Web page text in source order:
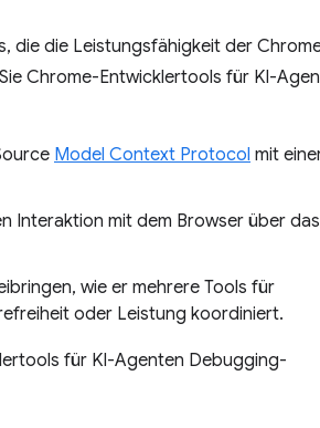
die die Leistungsfähigkeit der
Chrome-Entwicklertools für KI-
Model Context Protocol mit
Interaktion mit dem Browser über das
wie er mehrere Tools für
oder Leistung koordiniert.
für KI-Agenten Debugging-